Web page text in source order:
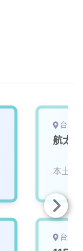
台中
航太
本土股
台北